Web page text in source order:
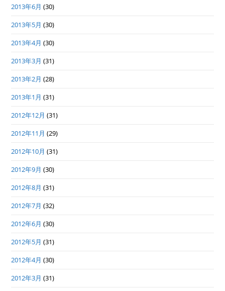
2013年6月 (30)
2013年5月 (30)
2013年4月 (30)
2013年3月 (31)
2013年2月 (28)
2013年1月 (31)
2012年12月 (31)
2012年11月 (29)
2012年10月 (31)
2012年9月 (30)
2012年8月 (31)
2012年7月 (32)
2012年6月 (30)
2012年5月 (31)
2012年4月 (30)
2012年3月 (31)